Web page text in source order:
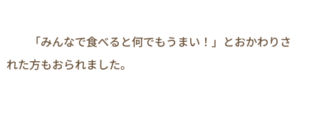
「みんなで食べると何でもうまい！」とおかわりさ
れた方もおられました。